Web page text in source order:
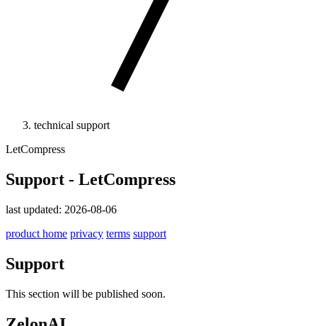
technical support
LetCompress
Support - LetCompress
last updated: 2026-08-06
product home privacy terms support
Support
This section will be published soon.